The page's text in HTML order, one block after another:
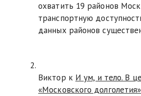
охватить 19 районов
транспортную
данных районов
Виктор к И ум, и тело. В
«Московского